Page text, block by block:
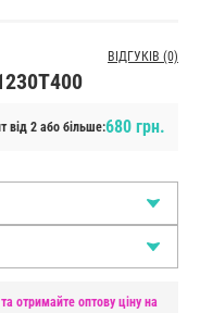
ВІДГУКІВ (0)
від 2 або більше:680 грн.
отримайте оптову ціну на